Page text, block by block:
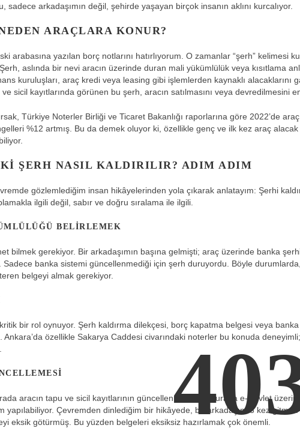
sadece arkadaşımın değil, şehirde yaşayan birçok insanın aklını kurcalıyor.
ARAÇLARA KONUR?
arabasına yazılan borç notlarını hatırlıyorum. O zamanlar “şerh” kelimesi
aslında bir nevi aracın üzerinde duran mali yükümlülük veya kısıtlama
kuruluşları, araç kredi veya leasing gibi işlemlerden kaynaklı alacaklarını
sicil kayıtlarında görünen bu şerh, aracın satılmasını veya devredilmesini
Türkiye Noterler Birliği ve Ticaret Bakanlığı raporlarına göre 2022’de
%12 artmış. Bu da demek oluyor ki, özellikle genç ve ilk kez araç
ŞERH NASIL KALDIRILIR? ADIM ADIM
gözlemlediğim insan hikâyelerinden yola çıkarak anlatayım: Şerhi
ilgili değil, sabır ve doğru sıralama ile ilgili.
BELIRLEMEK
bilmek gerekiyor. Bir arkadaşımın başına gelmişti; araç üzerinde banka
Sadece banka sistemi güncellenmediği için şerh duruyordu. Böyle
belgeyi almak gerekiyor.
bir rol oynuyor. Şerh kaldırma dilekçesi, borç kapatma belgesi veya banka
Ankara’da özellikle Sakarya Caddesi civarındaki noterler bu konuda
aracın tapu ve sicil kayıtlarının güncellenmesi var. Burada e-Devlet
yapılabiliyor. Çevremden dinlediğim bir hikâyede, bir arkadaşım 3 kez gitmek
eksik götürmüş. Bu yüzden belgeleri eksiksiz hazırlamak çok önemli.